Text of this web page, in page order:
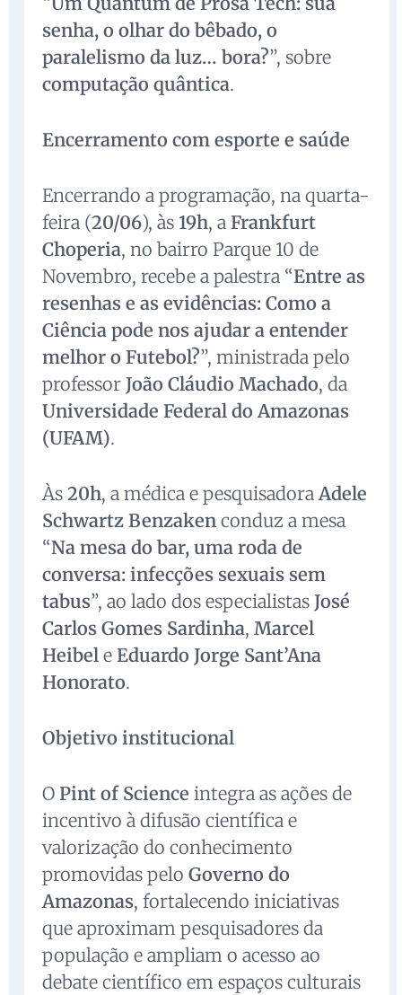
senha, o olhar do bêbado, o
paralelismo da luz… bora?”, sobre
computação quântica.
Encerramento com esporte e saúde
Encerrando a programação, na quarta-
feira (20/06), às 19h, a Frankfurt
Choperia, no bairro Parque 10 de
Novembro, recebe a palestra “Entre as
resenhas e as evidências: Como a
Ciência pode nos ajudar a entender
melhor o Futebol?”, ministrada pelo
professor João Cláudio Machado, da
Universidade Federal do Amazonas
(UFAM).
Às 20h, a médica e pesquisadoraAdele
Schwartz Benzaken conduz a mesa
“Na mesa do bar, uma roda de
conversa: infecções sexuais sem
tabus”, ao lado dos especialistas José
Carlos Gomes Sardinha, Marcel
Heibel e Eduardo Jorge Sant’Ana
Honorato.
Objetivo institucional
O Pint of Science integra as ações de
incentivo à difusão científica e
valorização do conhecimento
promovidas pelo Governo do
Amazonas, fortalecendo iniciativas
que aproximam pesquisadores da
população e ampliam o acesso ao
debate científico em espaços culturais